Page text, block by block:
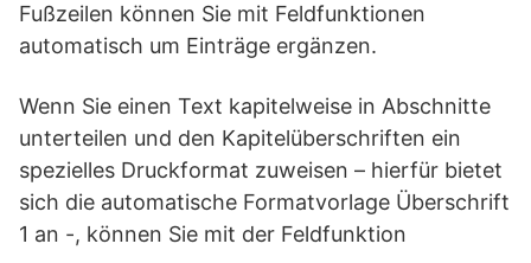
Fußzeilen können Sie mit Feldfunktionen
automatisch um Einträge ergänzen.
Wenn Sie einen Text kapitelweise in Abschnitte
unterteilen und den Kapitelüberschriften ein
spezielles Druckformat zuweisen – hierfür bietet
sich die automatische Formatvorlage Überschrift
1 an -, können Sie mit der Feldfunktion